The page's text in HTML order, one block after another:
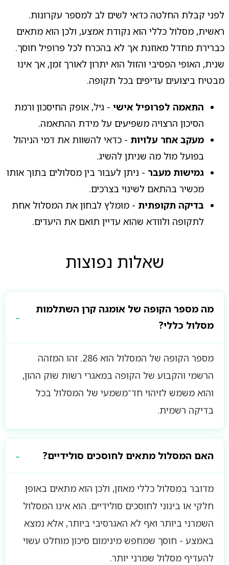
לפני קבלת החלטה כדאי לשים לב למספר עקרונות.
ראשית, מסלול כללי הוא נקודת אמצע, ולכן הוא מתאים
כברירת מחדל מאוזנת אך לא בהכרח לכל פרופיל חוסך.
שנית, האופי הפסיבי והזול הוא יתרון לאורך זמן, אך אינו
מבטיח ביצועים עדיפים בכל תקופה.
התאמה לפרופיל אישי- גיל, אופק החיסכון ורמת
הסיכון הרצויה משפיעים על מידת ההתאמה.
מעקב אחר עלויות - כדאי להשוות את דמי הניהול
בפועל מול מה שניתן להשיג.
גמישות מעבר- ניתן לעבור בין מסלולים בתוך אותו
מכשיר בהתאם לשינוי בצרכים.
בדיקה תקופתית - מומלץ לבחון את המסלול אחת
לתקופה ולוודא שהוא עדיין תואם את היעדים.
שאלות נפוצות
מה מספר הקופה של אומגה קרן השתלמות
מסלול כללי?
מספר הקופה של המסלול הוא 286. זהו המזהה
הרשמי והקבוע של הקופה במאגרי רשות שוק ההון,
והוא משמש לזיהוי חד־משמעי של המסלול בכל
בדיקה רשמית.
האם המסלול מתאים לחוסכים סולידיים?
מדובר במסלול כללי מאוזן, ולכן הוא מתאים באופן
חלקי או בינוני לחוסכים סולידיים. הוא אינו המסלול
השמרני ביותר ואף לא האגרסיבי ביותר, אלא נמצא
באמצע - חוסך שמחפש מינימום סיכון מוחלט עשוי
להעדיף מסלול שמרני יותר.